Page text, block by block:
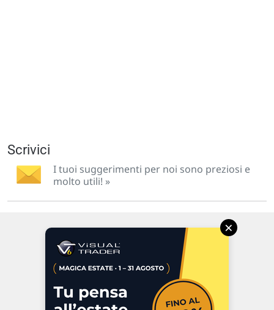
Scrivici
I tuoi suggerimenti per noi sono preziosi e
molto utili! »
Via Macanno, 38/A
47923 Rimini
P.IVA 02 452 460 401
×